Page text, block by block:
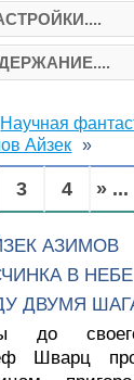
Научная
Айзек
3 4 » ...
АЗИМОВ
В НЕБЕ
ДВУМЯ
своего
Шварц